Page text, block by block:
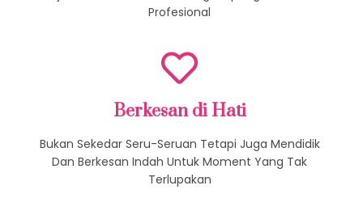
Profesional Servis
Dikerjakan Oleh Team Ahli Yang Berpengalaman Dan
Profesional
Berkesan di Hati